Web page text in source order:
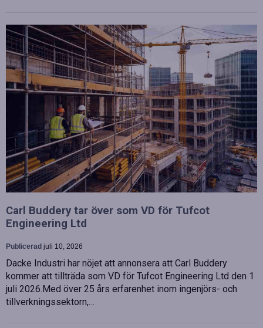
Carl Buddery tar över som VD för Tufcot
Engineering Ltd
Publicerad juli 10, 2026
Dacke Industri har nöjet att annonsera att Carl Buddery
kommer att tillträda som VD för Tufcot Engineering Ltd den 1
juli 2026.Med över 25 års erfarenhet inom ingenjörs- och
tillverkningssektorn,…